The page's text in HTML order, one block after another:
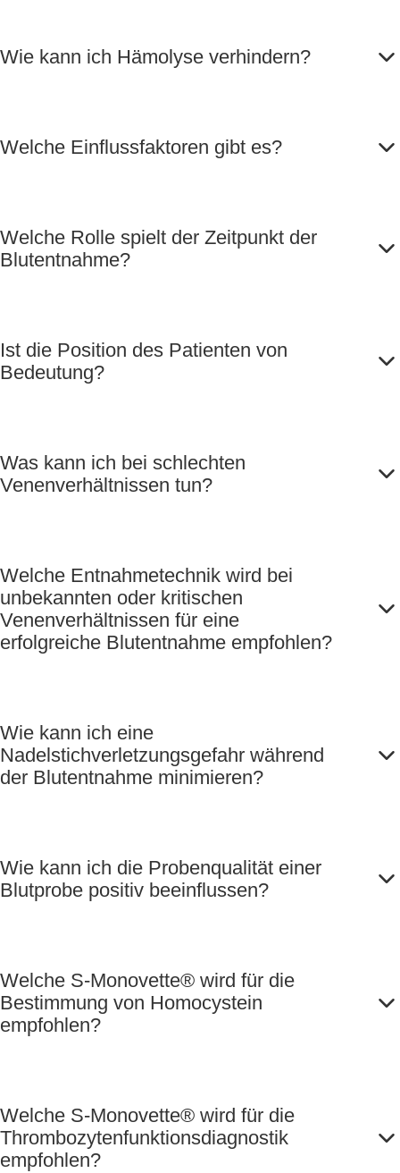
Wie kann ich Hämolyse verhindern?
Welche Einflussfaktoren gibt es?
Welche Rolle spielt der Zeitpunkt der
Blutentnahme?
Ist die Position des Patienten von
Bedeutung?
Was kann ich bei schlechten
Venenverhältnissen tun?
Welche Entnahmetechnik wird bei
unbekannten oder kritischen
Venenverhältnissen für eine
erfolgreiche Blutentnahme empfohlen?
Wie kann ich eine
Nadelstichverletzungsgefahr während
der Blutentnahme minimieren?
Wie kann ich die Probenqualität einer
Blutprobe positiv beeinflussen?
Welche S-Monovette® wird für die
Bestimmung von Homocystein
empfohlen?
Welche S-Monovette® wird für die
Thrombozytenfunktionsdiagnostik
empfohlen?